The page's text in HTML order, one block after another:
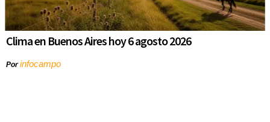
Clima en Buenos Aires hoy 6 agosto 2026
Porinfocampo